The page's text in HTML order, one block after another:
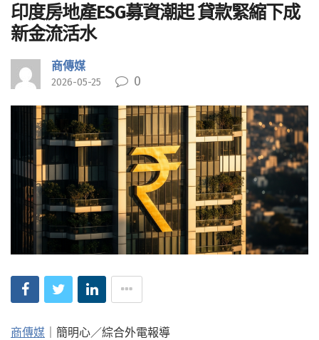
印度房地產ESG募資潮起 貸款緊縮下成
新金流活水
商傳媒
2026-05-25 0
商傳媒 ｜簡明心／綜合外電報導